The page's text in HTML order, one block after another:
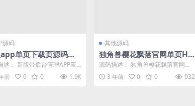
源码
单页下载页源码带
台
述： 新版带后台管理APP应
页,自动识别安卓苹果下载
管理后台，...
前 0 0 1.9K
其他源码
独角兽樱花飘落官网单页HT
ML源码
源码描述： 独角兽樱花飘落官网单
页源码 直接修改主文件即可，无加
密无授权，测试非...
3 年前 0 0 932